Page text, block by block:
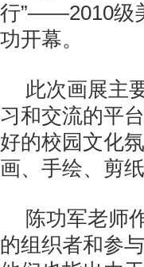
行”——2010级
功开幕。
此次画展主
习和交流的平
好的校园文化
画、手绘、剪
陈功军老师
的组织者和参